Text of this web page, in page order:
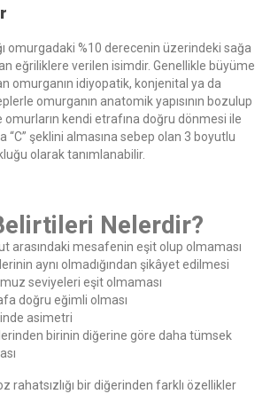
omurgadaki %10 derecenin üzerindeki sağa
eğriliklere verilen isimdir. Genellikle büyüme
omurganın idiyopatik, konjenital ya da
omurganın anatomik yapısının bozulup
kendi etrafına doğru dönmesi ile
“C” şeklini almasına sebep olan 3 boyutlu
olarak tanımlanabilir.
Nelerdir?
arasındaki mesafenin eşit olup olmaması
aynı olmadığından şikâyet edilmesi
seviyeleri eşit olmaması
doğru eğimli olması
asimetri
birinin diğerine göre daha tümsek
rahatsızlığı bir diğerinden farklı özellikler